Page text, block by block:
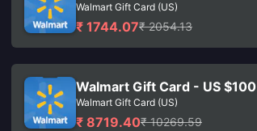
Walmart Gift Card (US)
₹ 1744.07₹ 2054.13
Walmart Gift Card - US $100
Walmart Gift Card (US)
₹ 8719.40₹ 10269.59